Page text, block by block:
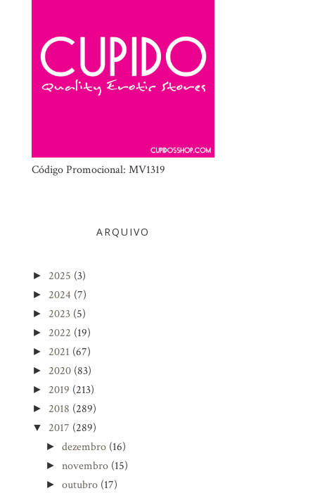
Código Promocional: MV1319
ARQUIVO
► 2025 (3)
► 2024 (7)
► 2023 (5)
► 2022 (19)
► 2021 (67)
► 2020 (83)
► 2019 (213)
► 2018 (289)
▼ 2017 (289)
►dezembro (16)
►novembro (15)
►outubro (17)